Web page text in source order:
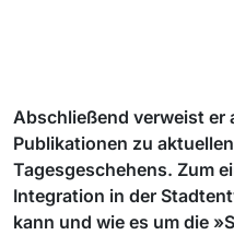
Abschließend verweist er
Publikationen zu
Tagesgeschehens. Zum
Integration in der
kann und wie es um die